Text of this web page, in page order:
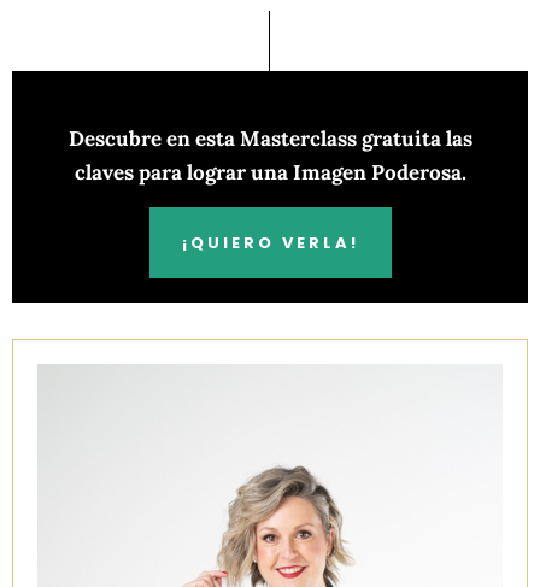
Descubre en esta Masterclass gratuita las
claves para lograr una Imagen Poderosa.
¡QUIERO VERLA!